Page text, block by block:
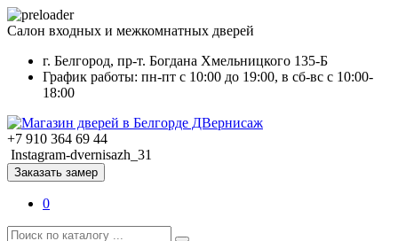
Салон входных и межкомнатных дверей
г. Белгород, пр-т. Богдана Хмельницкого 135-Б
График работы: пн-пт с 10:00 до 19:00, в сб-вс с 10:00-
18:00
+7 910 364 69 44
Instagram-dvernisazh_31
Заказать замер
0